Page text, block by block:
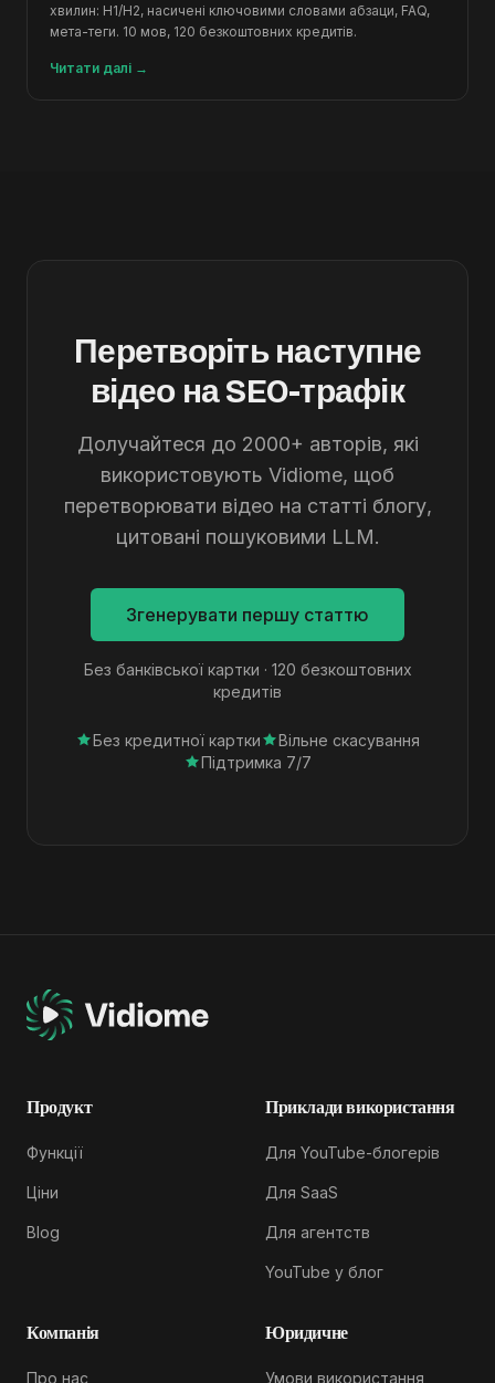
хвилин: H1/H2, насичені ключовими словами абзаци, FAQ,
мета-теги. 10 мов, 120 безкоштовних кредитів.
Читати далі →
Перетворіть наступне
відео на SEO-трафік
Долучайтеся до 2000+ авторів, які
використовують Vidiome, щоб
перетворювати відео на статті блогу,
цитовані пошуковими LLM.
Згенерувати першу статтю
Без банківської картки · 120 безкоштовних
кредитів
Без кредитної картки
Вільне скасування
Підтримка 7/7
Продукт
Функції
Ціни
Blog
Приклади використання
Для YouTube-блогерів
Для SaaS
Для агентств
YouTube у блог
Компанія
Про нас
Юридичне
Умови використання